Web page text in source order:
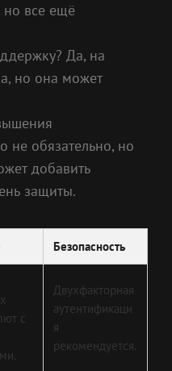
но все ещё
Да, на
но она может
не обязательно, но
добавить
защиты.
Безопасность
с
Двухфакторная
аутентификаци
я
рекомендуется.